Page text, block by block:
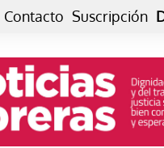
Contacto Suscripción